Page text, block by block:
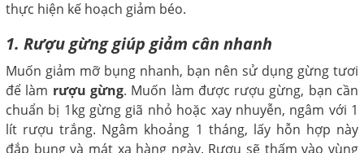
thực hiện kế hoạch giảm béo.
1. Rượu gừng giúp giảm cân nhanh
Muốn giảm mỡ bụng nhanh, bạn nên sử dụng gừng tươi
để làm rượu gừng. Muốn làm được rượu gừng, bạn cần
chuẩn bị 1kg gừng giã nhỏ hoặc xay nhuyễn, ngâm với 1
lít rượu trắng. Ngâm khoảng 1 tháng, lấy hỗn hợp này
đắp bụng và mát xa hàng ngày. Rượu sẽ thấm vào vùng